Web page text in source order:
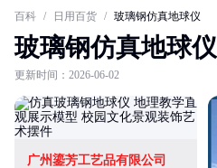
百科 / 日用百货 / 玻璃钢仿真地球仪
玻璃钢仿真地球仪
更新时间：2026-06-02
广州鎏芳工艺品有限公司